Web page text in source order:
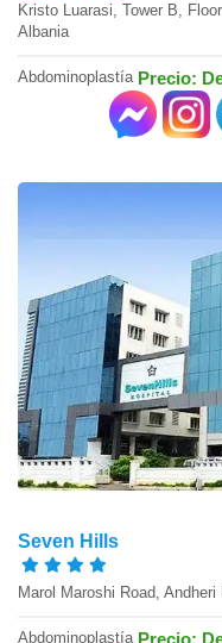
Kristo Luarasi, Tower B,
Albania
Abdominoplastía Precio:
Seven Hills
Marol Maroshi Road,
Abdominoplastía Precio: